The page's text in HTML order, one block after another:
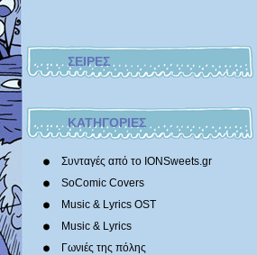
ΣΕΙΡΕΣ
ΚΑΤΗΓΟΡΙΕΣ
Συνταγές από το IONSweets.gr
SoComic Covers
Music & Lyrics OST
Music & Lyrics
Γωνιές της πόλης